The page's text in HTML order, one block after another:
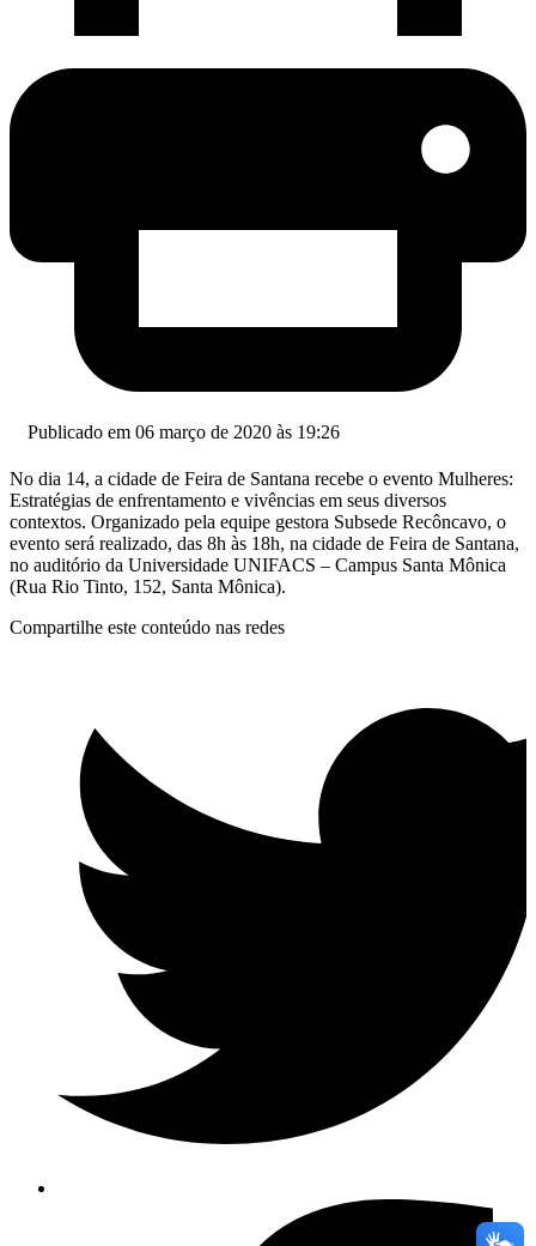
Publicado em 06 março de 2020 às 19:26
No dia 14, a cidade de Feira de Santana recebe o evento Mulheres:
Estratégias de enfrentamento e vivências em seus diversos
contextos. Organizado pela equipe gestora Subsede Recôncavo, o
evento será realizado, das 8h às 18h, na cidade de Feira de Santana,
no auditório da Universidade UNIFACS – Campus Santa Mônica
(Rua Rio Tinto, 152, Santa Mônica).
Compartilhe este conteúdo nas redes